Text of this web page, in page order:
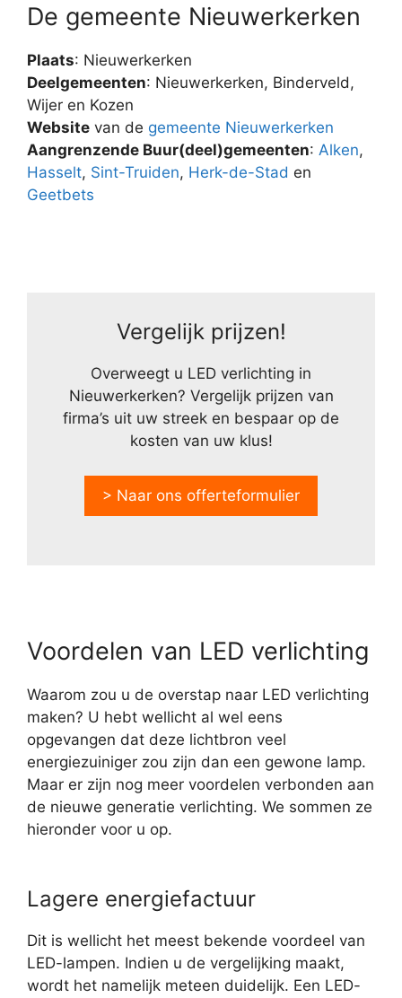
De gemeente Nieuwerkerken
Plaats: Nieuwerkerken
Deelgemeenten: Nieuwerkerken, Binderveld,
Wijer en Kozen
Website van de gemeente Nieuwerkerken
Aangrenzende Buur(deel)gemeenten: Alken,
Hasselt, Sint-Truiden, Herk-de-Stad en
Geetbets
Vergelijk prijzen!
Overweegt u LED verlichting in
Nieuwerkerken? Vergelijk prijzen van
firma’s uit uw streek en bespaar op de
kosten van uw klus!
> Naar ons offerteformulier
Voordelen van LED verlichting
Waarom zou u de overstap naar LED verlichting
maken? U hebt wellicht al wel eens
opgevangen dat deze lichtbron veel
energiezuiniger zou zijn dan een gewone lamp.
Maar er zijn nog meer voordelen verbonden aan
de nieuwe generatie verlichting. We sommen ze
hieronder voor u op.
Lagere energiefactuur
Dit is wellicht het meest bekende voordeel van
LED-lampen. Indien u de vergelijking maakt,
wordt het namelijk meteen duidelijk. Een LED-